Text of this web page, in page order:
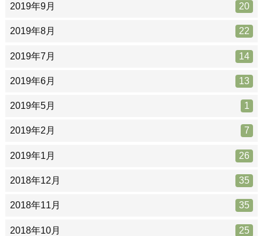
2019年9月 20
2019年8月 22
2019年7月 14
2019年6月 13
2019年5月 1
2019年2月 7
2019年1月 26
2018年12月 35
2018年11月 35
2018年10月 25